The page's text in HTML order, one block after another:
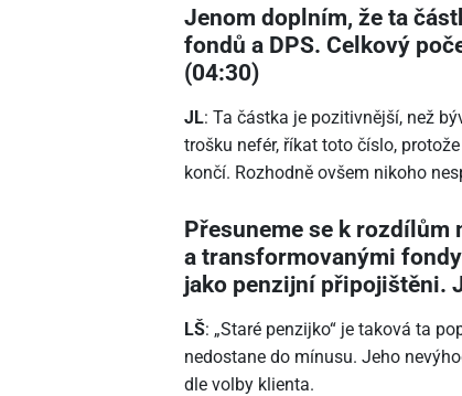
Jenom doplním, že ta
fondů a DPS. Celkový
(04:30)
JL: Ta částka je pozitivnější, než
trošku nefér, říkat toto číslo,
končí. Rozhodně ovšem nikoho
Přesuneme se k rozdílům
a transformovanými
jako penzijní připojištěni.
LŠ: „Staré penzijko“ je taková ta
nedostane do mínusu. Jeho
dle volby klienta.